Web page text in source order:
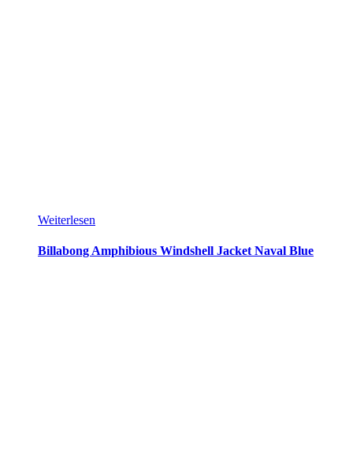
Weiterlesen
Billabong Amphibious Windshell Jacket Naval Blue